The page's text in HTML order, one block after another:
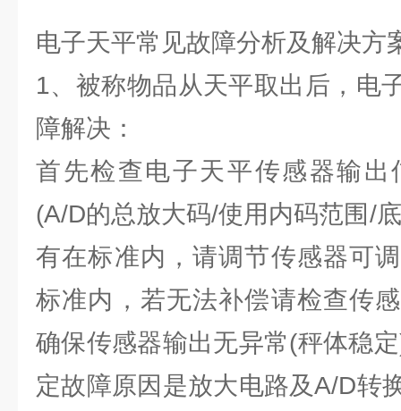
电子天平常见故障分析及解决方
1、被称物品从天平取出后，电
障解决：
首先检查电子天平传感器输出
(A/D的总放大码/使用内码范围/
有在标准内，请调节传感器可
标准内，若无法补偿请检查传
确保传感器输出无异常(秤体稳
定故障原因是放大电路及A/D转